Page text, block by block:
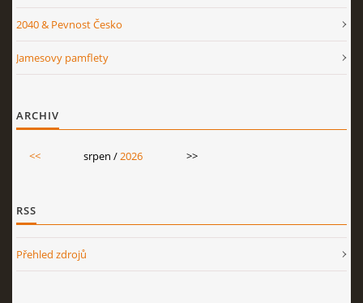
2040 & Pevnost Česko
Jamesovy pamflety
ARCHIV
<< srpen /2026 >>
RSS
Přehled zdrojů